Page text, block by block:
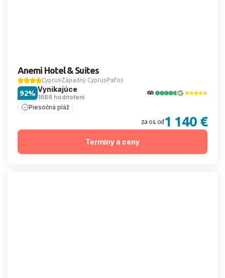
Anemi Hotel & Suites
Cyprus Západný Cyprus Pafos
Vynikajúce
1686 hodnotení
92%
Piesočná pláž
za os. od 1 140 €
Termíny a ceny